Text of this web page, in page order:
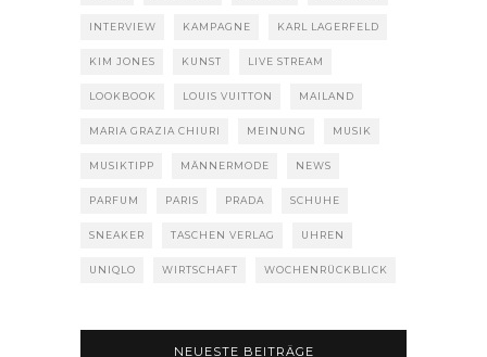
INTERVIEW KAMPAGNE KARL LAGERFELD
KIM JONES KUNST LIVE STREAM
LOOKBOOK LOUIS VUITTON MAILAND
MARIA GRAZIA CHIURI MEINUNG MUSIK
MUSIKTIPP MÄNNERMODE NEWS
PARFUM PARIS PRADA SCHUHE
SNEAKER TASCHEN VERLAG UHREN
UNIQLO WIRTSCHAFT WOCHENRÜCKBLICK
NEUESTE BEITRÄGE